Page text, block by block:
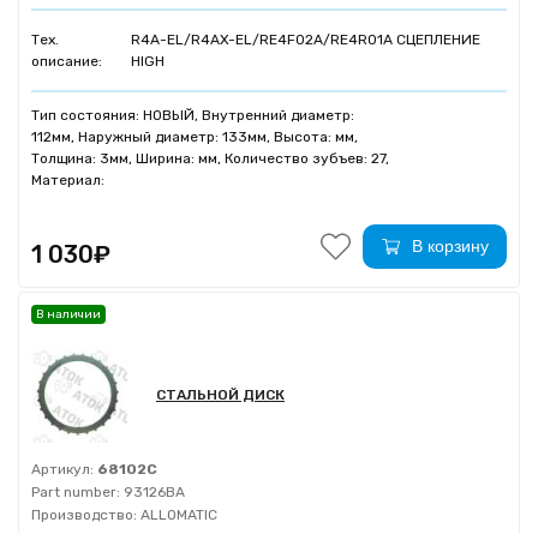
Тех.
описание:
R4A-EL/R4AX-EL/RE4F02A/RE4R01A СЦЕПЛЕНИЕ
HIGH
Тип состояния: НОВЫЙ, Внутренний диаметр:
112мм, Наружный диаметр: 133мм, Высота: мм,
Толщина: 3мм, Ширина: мм, Количество зубъев: 27,
Материал:
1 030₽ В корзину
СТАЛЬНОЙ ДИСК
Артикул: 68102C
Part number: 93126BA
Производство: ALLOMATIC
В наличии